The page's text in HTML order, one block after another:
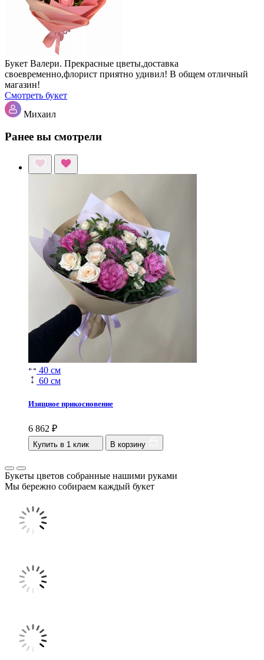
Букет Валери. Прекрасные цветы,доставка
своевременно,флорист приятно удивил! В общем отличный
магазин!
Смотреть букет
Михаил
Ранее вы смотрели
40 см
60 см
Изящное прикосновение
6 862 ₽
Купить в 1 клик В корзину
Букеты цветов собранные нашими руками
Мы бережно собираем каждый букет